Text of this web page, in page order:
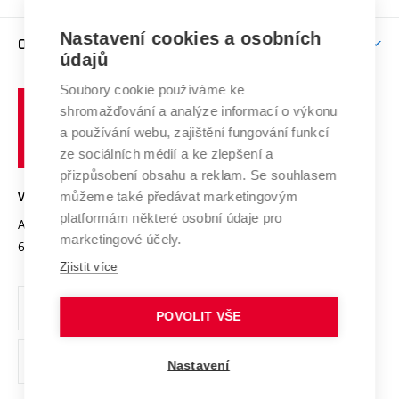
E-přihláška
Závěrečné práce
Doktorské studium
Studium bez bariér
Podpora podnikání
Mezinárodní vědecká rada
Systém zajišťování kvality výzkumu
Výzkumné infrastruktury
Transfer znalostí
Open Science
Projekty
Projekty ze strukturálních fondů
Specifický výzkum
Zahraniční spolupráce
Spolupráce se školami
Služby univerzity
Mezinárodní dohody
Univerzitní sítě
O UNIVERZITĚ
Profil univerzity
Udržitelná univerzita
Podnikavá univerzita / ContriBUTe
Bezpečná univerzita
Vyznamenání
Organizační struktura
Ochrana osobních údajů
odkaz)
učení
technické
VYSOKÉ UČENÍ TECHNICKÉ V BRNĚ
Antonínská 548/1
602 00 Brno
www.vut.cz
vut@vutbr.cz
Nastavení cookies a osobních
údajů
Soubory cookie používáme ke
shromažďování a analýze informací o výkonu
a používání webu, zajištění fungování funkcí
ze sociálních médií a ke zlepšení a
přizpůsobení obsahu a reklam. Se souhlasem
můžeme také předávat marketingovým
platformám některé osobní údaje pro
marketingové účely.
Zjistit více
POVOLIT VŠE
Nastavení